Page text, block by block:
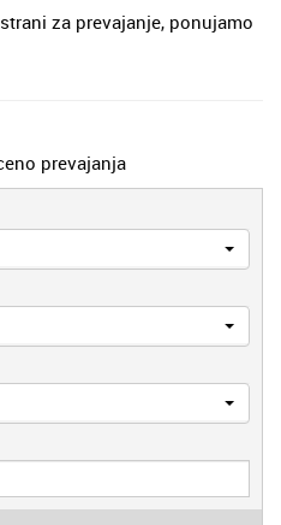
za prevajanje, ponujamo
prevajanja